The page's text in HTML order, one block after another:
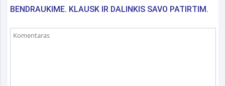
BENDRAUKIME. KLAUSK IR DALINKIS SAVO PATIRTIM.